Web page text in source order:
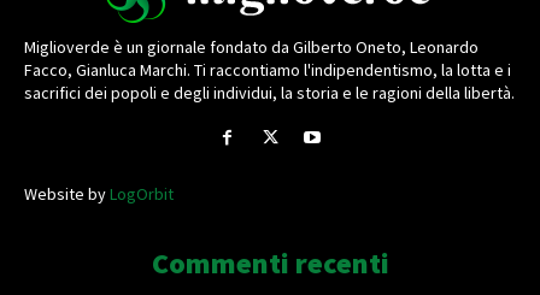
Miglioverde è un giornale fondato da Gilberto Oneto, Leonardo
Facco, Gianluca Marchi. Ti raccontiamo l'indipendentismo, la lotta e i
sacrifici dei popoli e degli individui, la storia e le ragioni della libertà.
Website byLogOrbit
Commenti recenti